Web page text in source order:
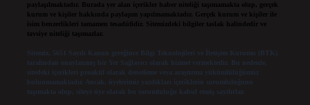
paylaşılmaktadır. Burada yer alan içerikler haber niteliği taşımamakta olup, gerçek
kurum ve kişiler hakkında paylaşım yapılmamaktadır. Gerçek kurum ve kişiler ile
isim benzerlikleri tamamen tesadüfidir. Sitemizdeki bilgiler taslak halindedir ve
tavsiye niteliği taşımazlar.
Sitemiz, 5651 Sayılı Kanun gereğince Bilgi Teknolojileri ve İletişim Kurumu (BTK)
tarafından onaylanmış bir Yer Sağlayıcı olarak hizmet vermektedir. Bu nedenle,
sitedeki içerikleri proaktif olarak denetleme veya araştırma yükümlülüğümüz
bulunmamaktadır. Ancak, üyelerimiz yazdıkları içeriklerin sorumluluğunu
taşımakta olup, siteye üye olarak bu sorumluluğu kabul etmiş sayılırlar.